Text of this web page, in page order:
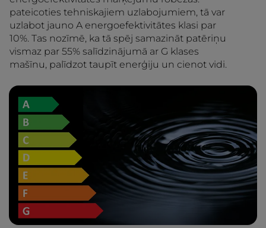
pateicoties tehniskajiem uzlabojumiem, tā var
uzlabot jauno A energoefektivitātes klasi par
10%. Tas nozīmē, ka tā spēj samazināt patēriņu
vismaz par 55% salīdzinājumā ar G klases
mašīnu, palīdzot taupīt enerģiju un cienot vidi.